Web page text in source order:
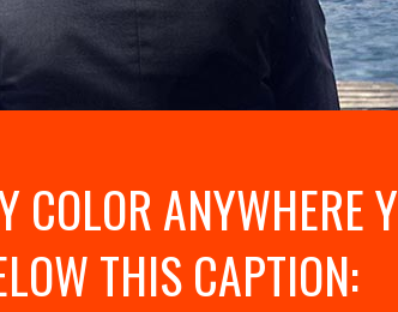
ANYWHERE
THIS CAPTION: